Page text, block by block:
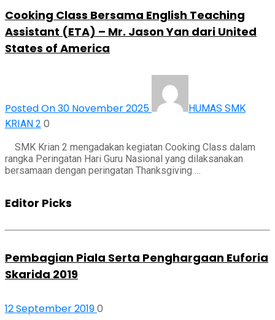
Cooking Class Bersama English Teaching
Assistant (ETA) – Mr. Jason Yan dari United
States of America
Posted On 30 November 2025
HUMAS SMK
KRIAN 2 0
SMK Krian 2 mengadakan kegiatan Cooking Class dalam
rangka Peringatan Hari Guru Nasional yang dilaksanakan
bersamaan dengan peringatan Thanksgiving …
Editor Picks
Pembagian Piala Serta Penghargaan Euforia
Skarida 2019
12 September 20190